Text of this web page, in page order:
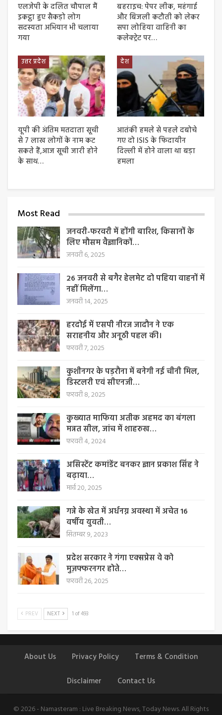
एलजेपी के दलित चौपाल मैं
इकट्ठा हुए सैकड़ो लोग
सदस्यता अभियान भी चलाया
गया
बहराइच: पेपर लीक, महंगाई
और बिजली कटौती को लेकर
सपा लोहिया वाहिनी का
कलेक्ट्रेट पर…
उत्तर प्रदेश
यूपी की अंतिम मतदाता सूची
से 7 लाख लोगों के नाम कट
सकते हैं,आज सूची जारी होने
के साथ…
देश
आतंकी हमले से पहले दबोचे
गए दो ISIS के फिदायीन
दिल्ली में होने वाला था बड़ा
हमला
Most Read
जनवरी-फरवरी में होंगी बारिश, किसानों के
लिए मौसम वैज्ञानिकों…
जनवरी 6, 2025
26 जनवरी से बगैर हेलमेट दो पहिया वाहनों में
नहीं मिलेंगा…
जनवरी 14, 2025
हरदोई में एसपी नीरज जादौन ने एक
सराहनीय और अनूठी पहल की।
फरवरी 7, 2025
कुशीनगर के पड़रौना में बनेगी नई चीनी मिल,
डिस्टलरी एवं सीएनजी…
फरवरी 8, 2025
कुख्यात माफिया अतीक अहमद का बंगला
मन्नत सील, जांच में शाहरुख…
फरवरी 4, 2024
असिस्टेंट कमांडेंट बनकर ज्ञान प्रकाश सिंह ने
बढ़ाया…
मार्च 20, 2025
गन्ने के खेत में अर्धनग्न अवस्था में अचेत 16
वर्षीय युवती…
सितम्बर 9, 2023
प्रदेश सरकार ने गंगा एक्सप्रेस वे को
मुज़फ्फरनगर होते…
फरवरी 26, 2025
PREV NEXT 1 of 493
About Us Privacy Policy Terms & Condition
Disclaimer Contact Us
© 2026 - Namasteram : Live Breaking News, Today News. All Rights